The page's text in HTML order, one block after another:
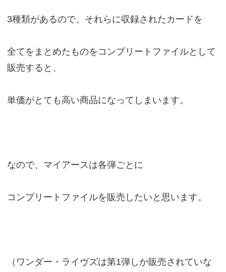
3種類があるので、それらに収録されたカードを
全てをまとめたものをコンプリートファイルとして
販売すると、
単価がとても高い商品になってしまいます。
なので、マイアースは各弾ごとに
コンプリートファイルを販売したいと思います。
（ワンダー・ライヴズは第1弾しか販売されていな